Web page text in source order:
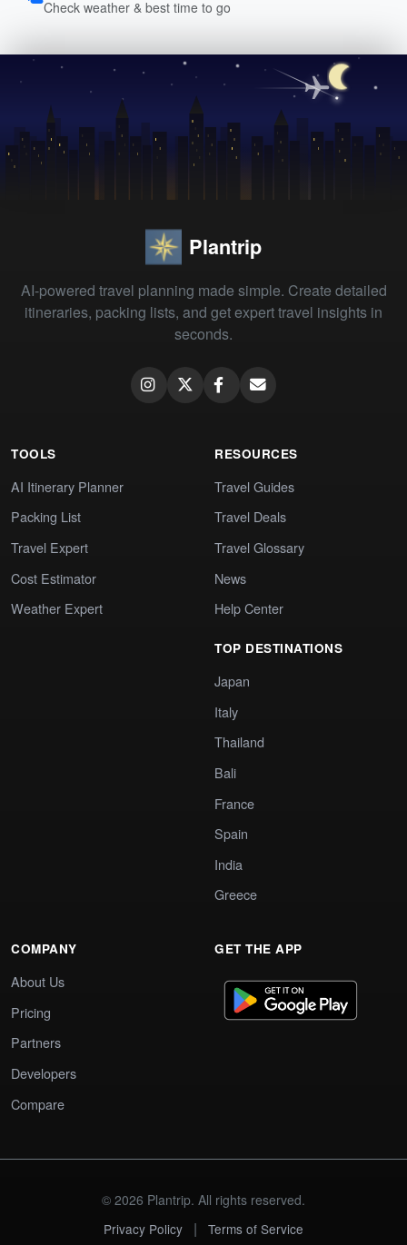
Check weather & best time to go
Plantrip
AI-powered travel planning made simple. Create detailed
itineraries, packing lists, and get expert travel insights in
seconds.
TOOLS
AI Itinerary Planner
Packing List
Travel Expert
Cost Estimator
Weather Expert
RESOURCES
Travel Guides
Travel Deals
Travel Glossary
News
Help Center
TOP DESTINATIONS
Japan
Italy
Thailand
Bali
France
Spain
India
Greece
COMPANY
About Us
Pricing
Partners
Developers
Compare
GET THE APP
© 2026 Plantrip. All rights reserved.
Privacy Policy
| Terms of Service